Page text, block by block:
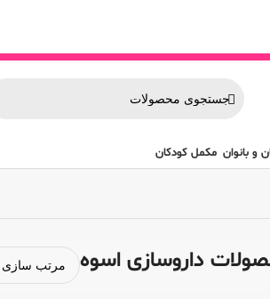
و بانوان مکمل کودکان
داروسازی اسوه